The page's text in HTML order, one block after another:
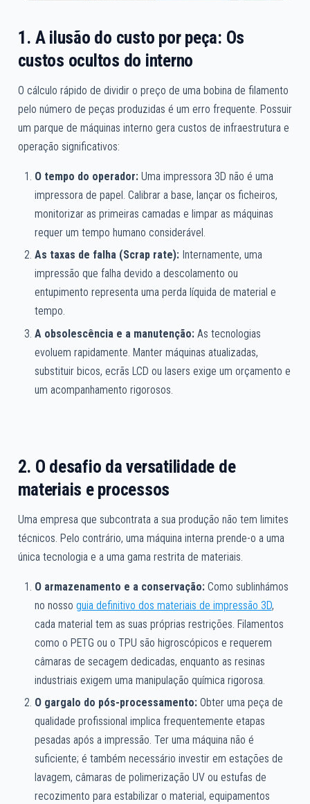
1. A ilusão do custo por peça: Os
custos ocultos do interno
O cálculo rápido de dividir o preço de uma bobina de filamento
pelo número de peças produzidas é um erro frequente. Possuir
um parque de máquinas interno gera custos de infraestrutura e
operação significativos:
O tempo do operador:Uma impressora 3D não é uma
impressora de papel. Calibrar a base, lançar os ficheiros,
monitorizar as primeiras camadas e limpar as máquinas
requer um tempo humano considerável.
As taxas de falha (Scrap rate):Internamente, uma
impressão que falha devido a descolamento ou
entupimento representa uma perda líquida de material e
tempo.
A obsolescência e a manutenção:As tecnologias
evoluem rapidamente. Manter máquinas atualizadas,
substituir bicos, ecrãs LCD ou lasers exige um orçamento e
um acompanhamento rigorosos.
2. O desafio da versatilidade de
materiais e processos
Uma empresa que subcontrata a sua produção não tem limites
técnicos. Pelo contrário, uma máquina interna prende-o a uma
única tecnologia e a uma gama restrita de materiais.
O armazenamento e a conservação:Como sublinhámos
no nosso guia definitivo dos materiais de impressão 3D,
cada material tem as suas próprias restrições. Filamentos
como o PETG ou o TPU são higroscópicos e requerem
câmaras de secagem dedicadas, enquanto as resinas
industriais exigem uma manipulação química rigorosa.
O gargalo do pós-processamento:Obter uma peça de
qualidade profissional implica frequentemente etapas
pesadas após a impressão. Ter uma máquina não é
suficiente; é também necessário investir em estações de
lavagem, câmaras de polimerização UV ou estufas de
recozimento para estabilizar o material, equipamentos